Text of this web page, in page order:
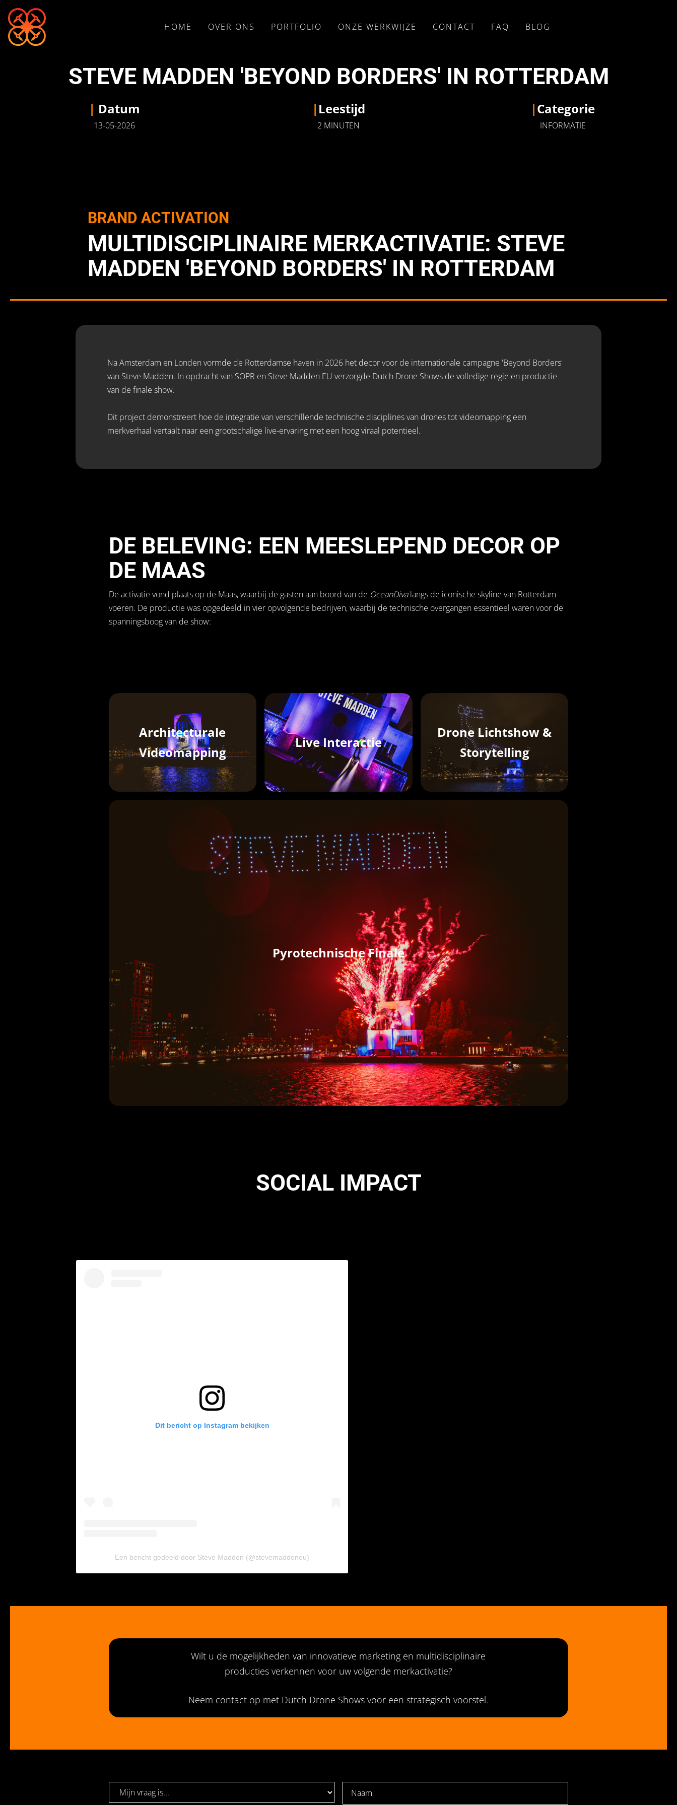
HOME OVER ONS PORTFOLIO ONZE WERKWIJZE CONTACT FAQ BLOG
STEVE MADDEN 'BEYOND BORDERS' IN ROTTERDAM
| Datum
13-05-2026
| Leestijd
2 MINUTEN
|Categorie
INFORMATIE
BRAND ACTIVATION
MULTIDISCIPLINAIRE MERKACTIVATIE: STEVE
MADDEN 'BEYOND BORDERS' IN ROTTERDAM
Na Amsterdam en Londen vormde de Rotterdamse haven in 2026 het decor voor de internationale campagne 'Beyond Borders'
van Steve Madden. In opdracht van SOPR en Steve Madden EU verzorgde Dutch Drone Shows de volledige regie en productie
van de finale show.
Dit project demonstreert hoe de integratie van verschillende technische disciplines van drones tot videomapping een
merkverhaal vertaalt naar een grootschalige live-ervaring met een hoog viraal potentieel.
DE BELEVING: EEN MEESLEPEND DECOR OP
DE MAAS
De activatie vond plaats op de Maas, waarbij de gasten aan boord van de OceanDivalangs de iconische skyline van Rotterdam
voeren. De productie was opgedeeld in vier opvolgende bedrijven, waarbij de technische overgangen essentieel waren voor de
spanningsboog van de show:
Architecturale
Videomapping
Live Interactie
Drone Lichtshow &
Storytelling
Pyrotechnische Finale
SOCIAL IMPACT
Dit bericht op Instagram bekijken
Een bericht gedeeld door Steve Madden (@stevemaddeneu)
Wilt u de mogelijkheden van innovatieve marketing en multidisciplinaire
producties verkennen voor uw volgende merkactivatie?
Neem contact op met Dutch Drone Shows voor een strategisch voorstel.